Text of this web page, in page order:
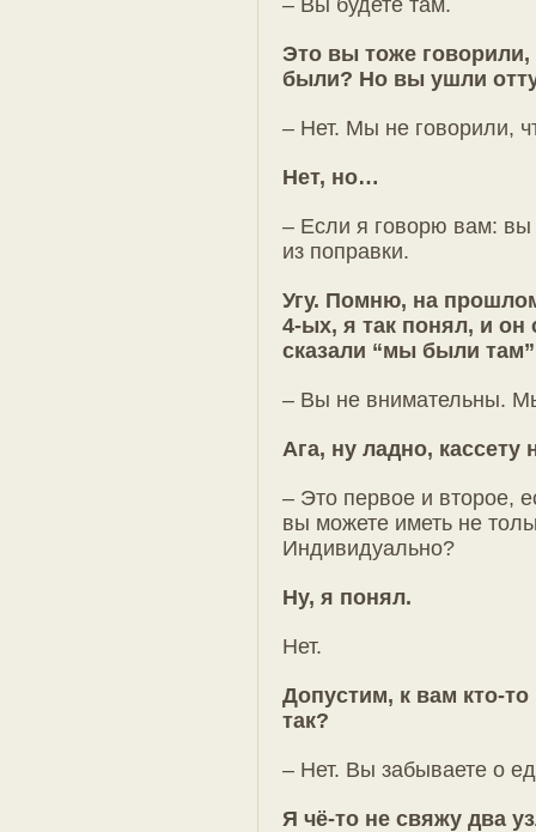
Это вы тоже
были? Но вы ушли
– Нет. Мы не говорили,
Нет, но…
– Если я говорю вам: вы
из поправки.
Угу. Помню, на
4-ых, я так понял, и
сказали “мы были
– Вы не внимательны.
Ага, ну ладно, кассету
– Это первое и второе,
вы можете иметь не
Индивидуально?
Ну, я понял.
Нет.
Допустим, к вам кто-
так?
– Нет. Вы забываете о
Я чё-то не свяжу два